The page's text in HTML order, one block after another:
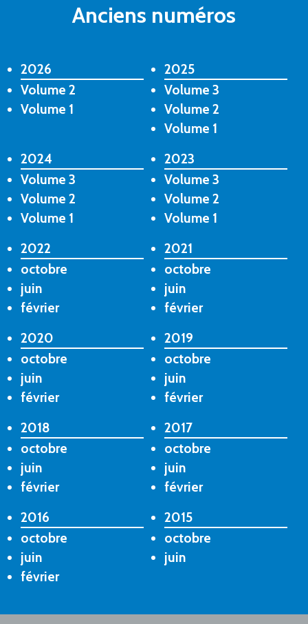
Anciens numéros
2026
Volume 2
Volume 1
2025
Volume 3
Volume 2
Volume 1
2024
Volume 3
Volume 2
Volume 1
2023
Volume 3
Volume 2
Volume 1
2022
octobre
juin
février
2021
octobre
juin
février
2020
octobre
juin
février
2019
octobre
juin
février
2018
octobre
juin
février
2017
octobre
juin
février
2016
octobre
juin
février
2015
octobre
juin